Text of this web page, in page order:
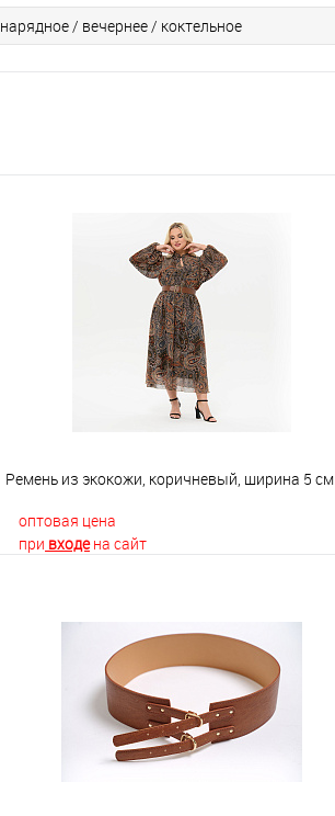
нарядное / вечернее / коктельное
Ремень из экокожи, коричневый, ширина 5 см
оптовая цена
при входена сайт
Купить в 1 клик
К сравнению
В избранное
Недоступно